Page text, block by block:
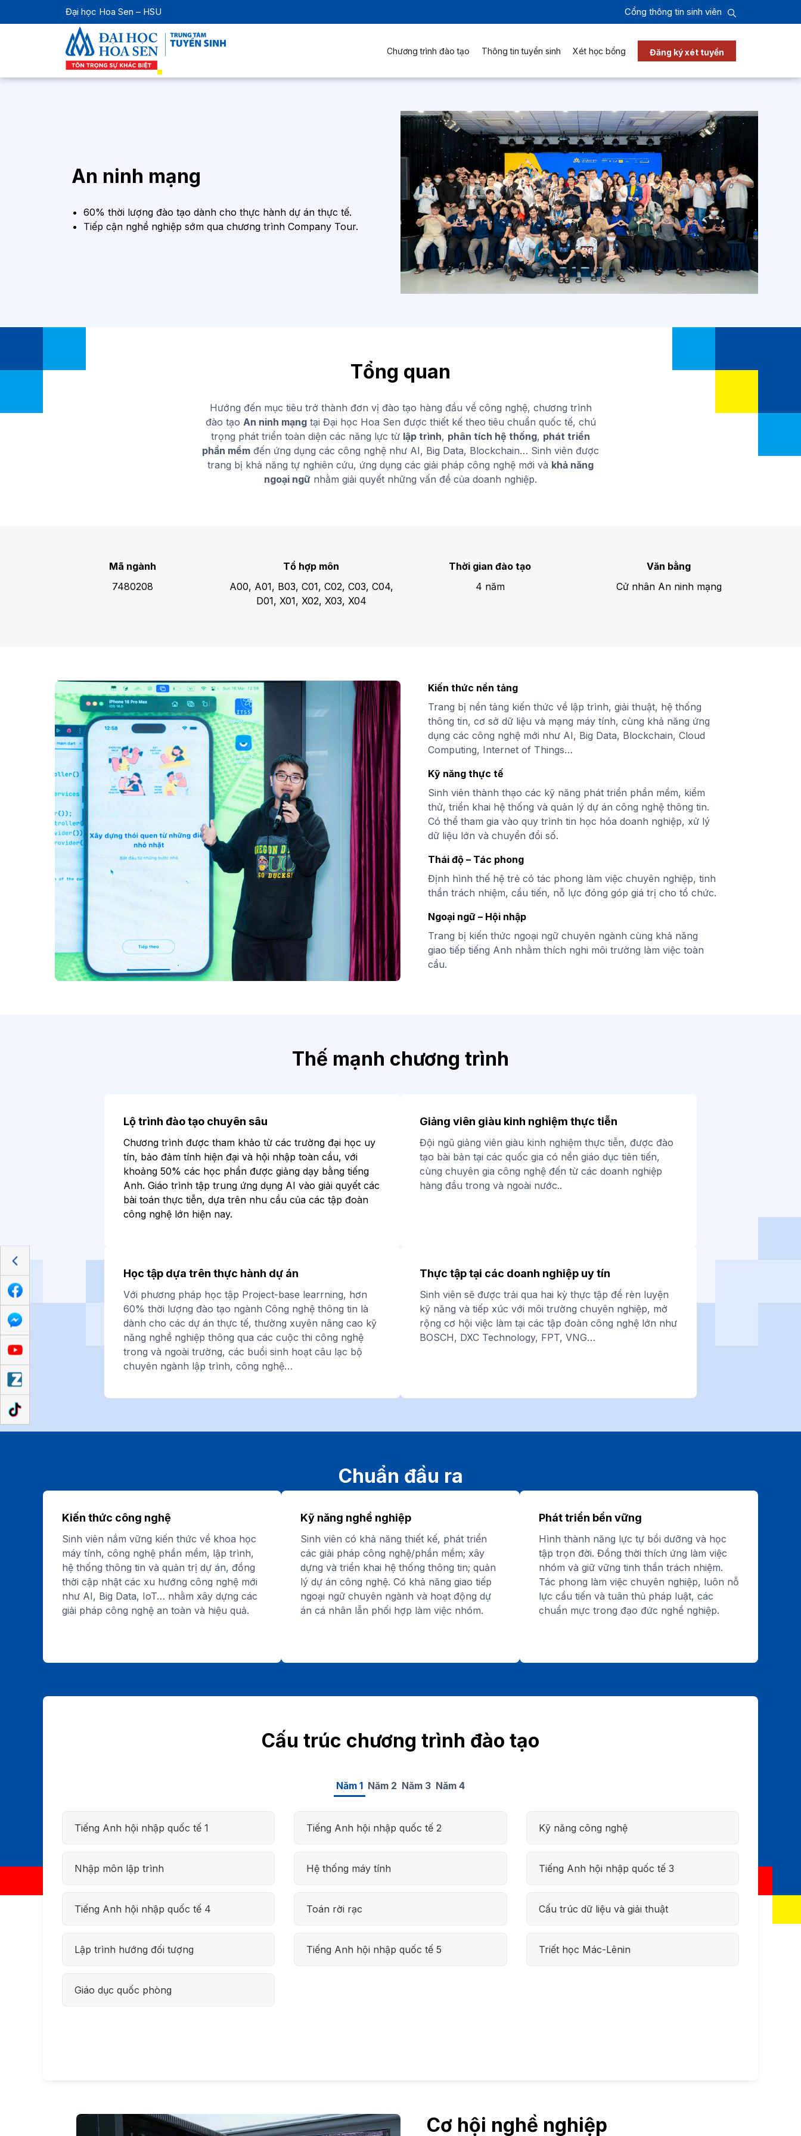
Đại học Hoa Sen – HSU Cổng thông tin sinh viên
Chương trình đào tạo Thông tin tuyển sinh Xét học bổng Đăng ký xét tuyển
An ninh mạng
60% thời lượng đào tạo dành cho thực hành dự án thực tế.
Tiếp cận nghề nghiệp sớm qua chương trình Company Tour.
Tổng quan
Hướng đến mục tiêu trở thành đơn vị đào tạo hàng đầu về công nghệ, chương trình
đào tạo An ninh mạngtại Đại học Hoa Sen được thiết kế theo tiêu chuẩn quốc tế, chú
trọng phát triển toàn diện các năng lực từ lập trình, phân tích hệ thống, phát triển
phần mềm đến ứng dụng các công nghệ như AI, Big Data, Blockchain… Sinh viên được
trang bị khả năng tự nghiên cứu, ứng dụng các giải pháp công nghệ mới và khả năng
ngoại ngữ nhằm giải quyết những vấn đề của doanh nghiệp.
Mã ngành
7480208
Tổ hợp môn
A00, A01, B03, C01, C02, C03, C04,
D01, X01, X02, X03, X04
Thời gian đào tạo
4 năm
Văn bằng
Cử nhân An ninh mạng
Kiến thức nền tảng
Trang bị nền tảng kiến thức về lập trình, giải thuật, hệ thống
thông tin, cơ sở dữ liệu và mạng máy tính, cùng khả năng ứng
dụng các công nghệ mới như AI, Big Data, Blockchain, Cloud
Computing, Internet of Things…
Kỹ năng thực tế
Sinh viên thành thạo các kỹ năng phát triển phần mềm, kiểm
thử, triển khai hệ thống và quản lý dự án công nghệ thông tin.
Có thể tham gia vào quy trình tin học hóa doanh nghiệp, xử lý
dữ liệu lớn và chuyển đổi số.
Thái độ – Tác phong
Định hình thế hệ trẻ có tác phong làm việc chuyên nghiệp, tinh
thần trách nhiệm, cầu tiến, nỗ lực đóng góp giá trị cho tổ chức.
Ngoại ngữ – Hội nhập
Trang bị kiến thức ngoại ngữ chuyên ngành cùng khả năng
giao tiếp tiếng Anh nhằm thích nghi môi trường làm việc toàn
cầu.
Thế mạnh chương trình
Lộ trình đào tạo chuyên sâu
Chương trình được tham khảo từ các trường đại học uy
tín, bảo đảm tính hiện đại và hội nhập toàn cầu, với
khoảng 50% các học phần được giảng dạy bằng tiếng
Anh. Giáo trình tập trung ứng dụng AI vào giải quyết các
bài toán thực tiễn, dựa trên nhu cầu của các tập đoàn
công nghệ lớn hiện nay.
Giảng viên giàu kinh nghiệm thực tiễn
Đội ngũ giảng viên giàu kinh nghiệm thực tiễn, được đào
tạo bài bản tại các quốc gia có nền giáo dục tiên tiến,
cùng chuyên gia công nghệ đến từ các doanh nghiệp
hàng đầu trong và ngoài nước..
Học tập dựa trên thực hành dự án
Với phương pháp học tập Project-base learrning, hơn
60% thời lượng đào tạo ngành Công nghệ thông tin là
dành cho các dự án thực tế, thường xuyên nâng cao kỹ
năng nghề nghiệp thông qua các cuộc thi công nghệ
trong và ngoài trường, các buổi sinh hoạt câu lạc bộ
chuyên ngành lập trình, công nghệ…
Thực tập tại các doanh nghiệp uy tín
Sinh viên sẽ được trải qua hai kỳ thực tập để rèn luyện
kỹ năng và tiếp xúc với môi trường chuyên nghiệp, mở
rộng cơ hội việc làm tại các tập đoàn công nghệ lớn như
BOSCH, DXC Technology, FPT, VNG…
Chuẩn đầu ra
Kiến thức công nghệ
Sinh viên nắm vững kiến thức về khoa học
máy tính, công nghệ phần mềm, lập trình,
hệ thống thông tin và quản trị dự án, đồng
thời cập nhật các xu hướng công nghệ mới
như AI, Big Data, IoT… nhằm xây dựng các
giải pháp công nghệ an toàn và hiệu quả.
Kỹ năng nghề nghiệp
Sinh viên có khả năng thiết kế, phát triển
các giải pháp công nghệ/phần mềm; xây
dựng và triển khai hệ thống thông tin; quản
lý dự án công nghệ. Có khả năng giao tiếp
ngoại ngữ chuyên ngành và hoạt động dự
án cá nhân lẫn phối hợp làm việc nhóm.
Phát triển bền vững
Hình thành năng lực tự bồi dưỡng và học
tập trọn đời. Đồng thời thích ứng làm việc
nhóm và giữ vững tinh thần trách nhiệm.
Tác phong làm việc chuyên nghiệp, luôn nỗ
lực cầu tiến và tuân thủ pháp luật, các
chuẩn mực trong đạo đức nghề nghiệp.
Cấu trúc chương trình đào tạo
Năm 1 Năm 2 Năm 3 Năm 4
Tiếng Anh hội nhập quốc tế 1 Tiếng Anh hội nhập quốc tế 2 Kỹ năng công nghệ
Nhập môn lập trình Hệ thống máy tính Tiếng Anh hội nhập quốc tế 3
Tiếng Anh hội nhập quốc tế 4 Toán rời rạc Cấu trúc dữ liệu và giải thuật
Lập trình hướng đối tượng Tiếng Anh hội nhập quốc tế 5 Triết học Mác-Lênin
Giáo dục quốc phòng
Cơ hội nghề nghiệp